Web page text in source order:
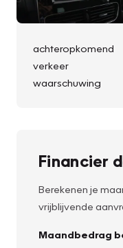
achteropkomend
verkeer
waarschuwing
Financier
Berekenen je
vrijblijvende
Maandbedrag